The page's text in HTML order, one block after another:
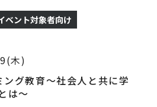
ベント対象者向け
木)
グ教育～社会人と共に学
は～